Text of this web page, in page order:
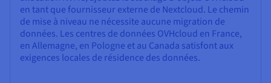
en tant que fournisseur externe de Nextcloud. Le chemin
de mise à niveau ne nécessite aucune migration de
données. Les centres de données OVHcloud en France,
en Allemagne, en Pologne et au Canada satisfont aux
exigences locales de résidence des données.